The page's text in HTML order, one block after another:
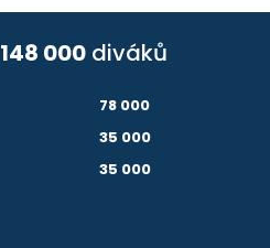
148 000 diváků
78 000
35 000
35 000